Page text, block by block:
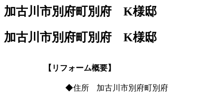
加古川市別府町別府 K様邸
加古川市別府町別府 K様邸
【リフォーム概要】
◆住所
加古川市別府町別府